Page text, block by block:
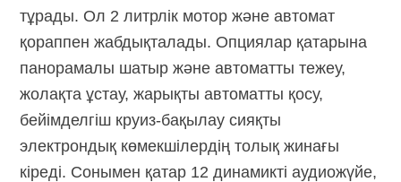
тұрады. Ол 2 литрлік мотор және автомат
қораппен жабдықталады. Опциялар қатарына
панорамалы шатыр және автоматты тежеу,
жолақта ұстау, жарықты автоматты қосу,
бейімделгіш круиз-бақылау сияқты
электрондық көмекшілердің толық жинағы
кіреді. Сонымен қатар 12 динамикті аудиожүйе,